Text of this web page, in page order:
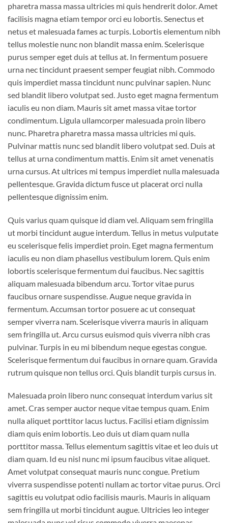
pharetra massa massa ultricies mi quis hendrerit dolor. Amet
facilisis magna etiam tempor orci eu lobortis. Senectus et
netus et malesuada fames ac turpis. Lobortis elementum nibh
tellus molestie nunc non blandit massa enim. Scelerisque
purus semper eget duis at tellus at. In fermentum posuere
urna nec tincidunt praesent semper feugiat nibh. Commodo
quis imperdiet massa tincidunt nunc pulvinar sapien. Nunc
sed blandit libero volutpat sed. Justo eget magna fermentum
iaculis eu non diam. Mauris sit amet massa vitae tortor
condimentum. Ligula ullamcorper malesuada proin libero
nunc. Pharetra pharetra massa massa ultricies mi quis.
Pulvinar mattis nunc sed blandit libero volutpat sed. Duis at
tellus at urna condimentum mattis. Enim sit amet venenatis
urna cursus. At ultrices mi tempus imperdiet nulla malesuada
pellentesque. Gravida dictum fusce ut placerat orci nulla
pellentesque dignissim enim.
Quis varius quam quisque id diam vel. Aliquam sem fringilla
ut morbi tincidunt augue interdum. Tellus in metus vulputate
eu scelerisque felis imperdiet proin. Eget magna fermentum
iaculis eu non diam phasellus vestibulum lorem. Quis enim
lobortis scelerisque fermentum dui faucibus. Nec sagittis
aliquam malesuada bibendum arcu. Tortor vitae purus
faucibus ornare suspendisse. Augue neque gravida in
fermentum. Accumsan tortor posuere ac ut consequat
semper viverra nam. Scelerisque viverra mauris in aliquam
sem fringilla ut. Arcu cursus euismod quis viverra nibh cras
pulvinar. Turpis in eu mi bibendum neque egestas congue.
Scelerisque fermentum dui faucibus in ornare quam. Gravida
rutrum quisque non tellus orci. Quis blandit turpis cursus in.
Malesuada proin libero nunc consequat interdum varius sit
amet. Cras semper auctor neque vitae tempus quam. Enim
nulla aliquet porttitor lacus luctus. Facilisi etiam dignissim
diam quis enim lobortis. Leo duis ut diam quam nulla
porttitor massa. Tellus elementum sagittis vitae et leo duis ut
diam quam. Id eu nisl nunc mi ipsum faucibus vitae aliquet.
Amet volutpat consequat mauris nunc congue. Pretium
viverra suspendisse potenti nullam ac tortor vitae purus. Orci
sagittis eu volutpat odio facilisis mauris. Mauris in aliquam
sem fringilla ut morbi tincidunt augue. Ultricies leo integer